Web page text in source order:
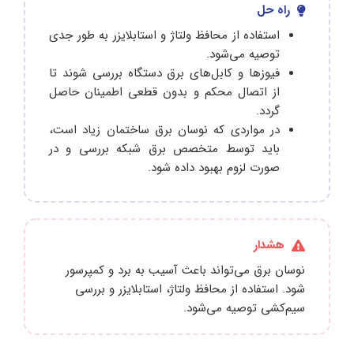
راه حل
استفاده از محافظ ولتاژ و استابلایزر به‌ طور جدی
توصیه می‌شود.
فیوزها و کابل‌های برق دستگاه بررسی شوند تا
از اتصال محکم و بدون قطعی اطمینان حاصل
گردد.
در مواردی که نوسان برق ساختمان زیاد است،
باید توسط متخصص برق شبکه بررسی و در
صورت لزوم بهبود داده شود.
هشدار
نوسان برق می‌تواند باعث آسیب به برد و کمپرسور
شود. استفاده از محافظ ولتاژ، استابلایزر و بررسی
سیم‌کشی توصیه می‌شود.